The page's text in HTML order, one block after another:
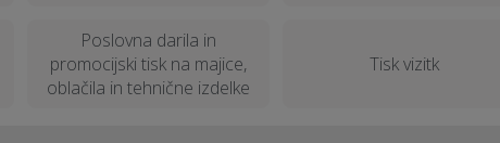
Poslovna darila in
promocijski tisk na majice,
oblačila in tehnične izdelke
Tisk vizitk